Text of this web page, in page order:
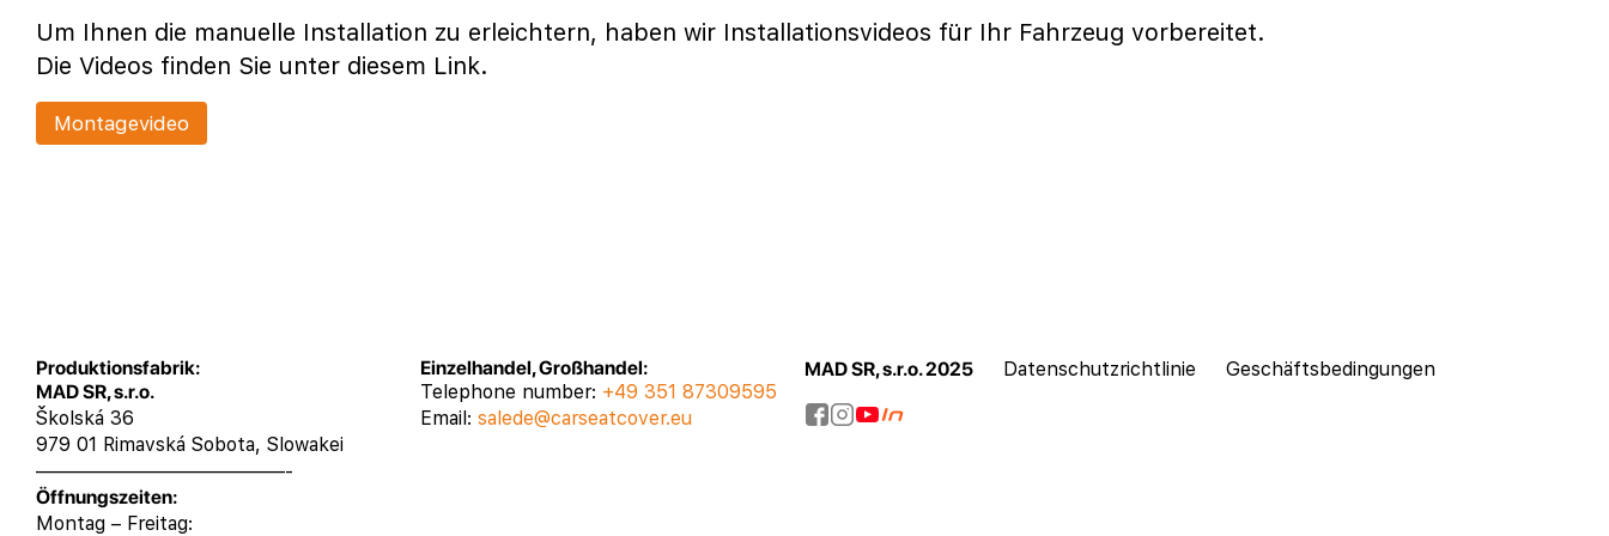
Um Ihnen die manuelle Installation zu erleichtern, haben wir Installationsvideos für Ihr Fahrzeug vorbereitet.
Die Videos finden Sie unter diesem Link.
Montagevideo
Produktionsfabrik:
MAD SR, s.r.o.
Školská 36
979 01 Rimavská Sobota, Slowakei
—————————————-
Öffnungszeiten:
Montag – Freitag:
Einzelhandel, Großhandel:
Telephone number: +49 351 87309595
Email: salede@carseatcover.eu
MAD SR, s.r.o. 2025 Datenschutzrichtlinie Geschäftsbedingungen